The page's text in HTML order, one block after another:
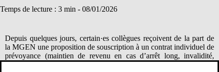
Temps de lecture : 3 min - 08/01/2026
Depuis quelques jours, certain·es collègues reçoivent de la part de
la MGEN une proposition de souscription à un contrat individuel de
prévoyance (maintien de revenu en cas d’arrêt long, invalidité,
décès). Cette démarche peut conduire les personnels à faire un